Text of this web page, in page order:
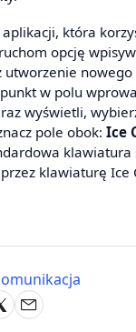
która
opcję
utworzenie
w polu
wyświetli,
pole obok: Ice
klawiatura
klawiaturę Ice